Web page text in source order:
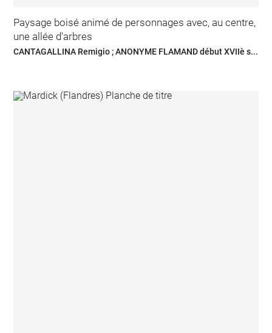
Paysage boisé animé de personnages avec, au centre,
une allée d'arbres
CANTAGALLINA Remigio ; ANONYME FLAMAND début XVIIè s...